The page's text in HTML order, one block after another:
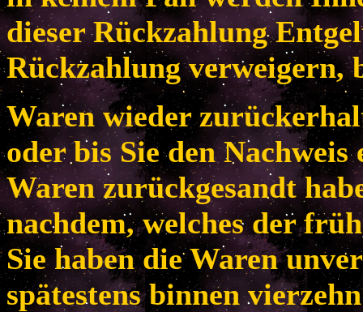
dieser Rückzahlung
Rückzahlung verweigern,
Waren wieder
oder bis Sie den
Waren zurückgesandt
nachdem, welches der
Sie haben die Waren
spätestens binnen